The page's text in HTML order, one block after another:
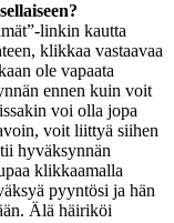
linkin kautta
klikkaa vastaavaa
ole vapaata
ennen kuin voit
voi olla jopa
voit liittyä siihen
hyväksynnän
klikkaamalla
pyyntösi ja hän
Älä häiriköi